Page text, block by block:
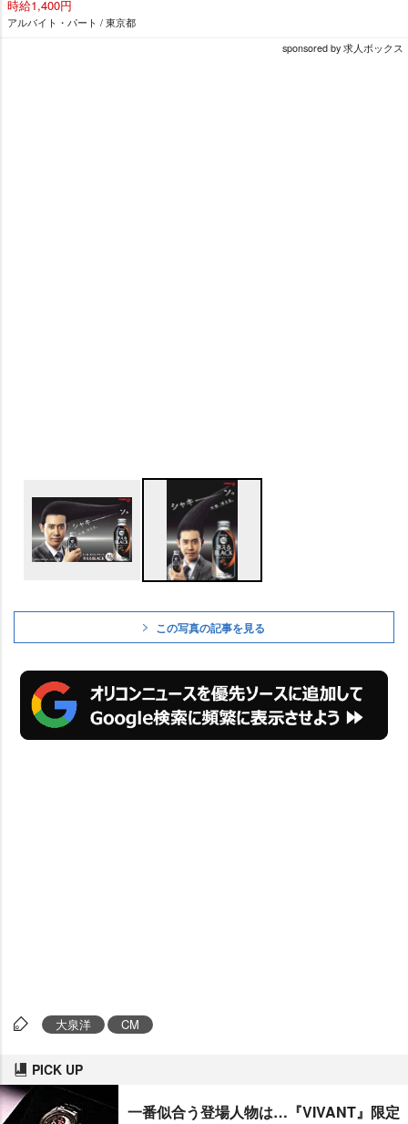
時給1,400円
アルバイト・パート / 東京都
sponsored by 求人ボックス
この写真の記事を見る
大泉洋 CM
PICK UP
一番似合う登場人物は…『VIVANT』限定